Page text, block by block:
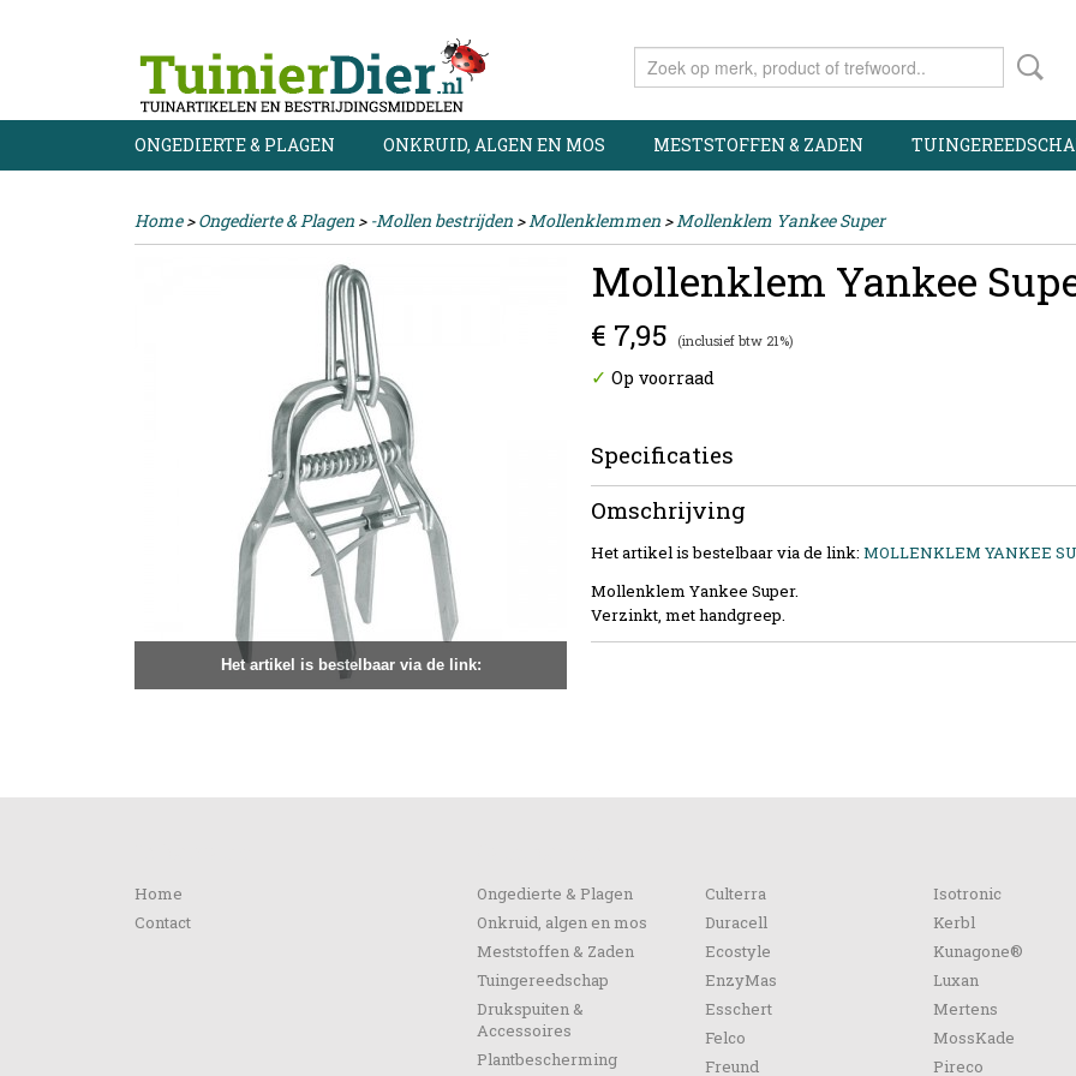
ONGEDIERTE & PLAGEN ONKRUID, ALGEN EN MOS MESTSTOFFEN & ZADEN
Home>Ongedierte & Plagen > -Mollen bestrijden >Mollenklemmen >Mollenklem Yankee Super
Het artikel is bestelbaar via de link:
Mollenklem Yankee
€ 7,95 (inclusief btw 21%)
✓ Op voorraad
Specificaties
Productcode
EAN code
Omschrijving
Het artikel is bestelbaar via de link: MOLLENKLEM YANKEE
Mollenklem Yankee Super.
Verzinkt, met handgreep.
Home
Contact
Ongedierte & Plagen
Onkruid, algen en mos
Meststoffen & Zaden
Tuingereedschap
Drukspuiten &
Accessoires
Plantbescherming
Culterra
Duracell
Ecostyle
EnzyMas
Esschert
Felco
Freund
Isotronic
Kerbl
Kunagone®
Luxan
Mertens
MossKade
Pireco